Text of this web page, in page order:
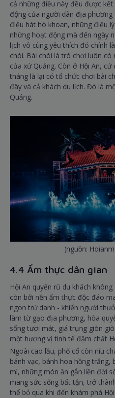
cả những điều này đều được
động của người dân địa
điệu hát hò khoan, những điệu
những hoạt động mà đến ngày
lịch vô cùng yêu thích đó chính
chòi. Bài chòi là trò chơi luôn
của xứ Quảng. Còn ở Hội An,
tháng là lại có tổ chức chơi bài
đây và cả khách du lịch. Đó là
Quảng.
(nguồn:
4.4 Ẩm thực dân gian
Hội An quyến rũ du khách
còn bởi nền ẩm thực độc đáo
ngon trứ danh - khiến người
làm từ gạo địa phương, hòa
sống tươi mát, giá trụng giòn
một hương vị tinh tế đậm chất
Ngoài cao lầu, phố cổ còn níu
bánh vạc, bánh hoa hồng trắng,
mì, những món ăn gắn liền đời
mang sức sống bất tận, trở
thể bỏ qua khi đến khám phá Hội